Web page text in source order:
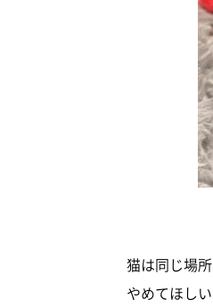
猫は同じ場
やめてほし